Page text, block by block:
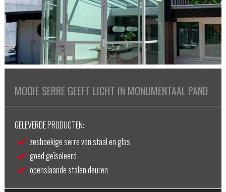
MOOIE SERRE GEEFT LICHT IN MONUMENTAAL PAND
GELEVERDE PRODUCTEN:
zeshoekige serre van staal en glas
goed geïsoleerd
openslaande stalen deuren